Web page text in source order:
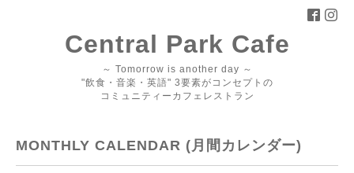
Central Park Cafe
～ Tomorrow is another day ～
"飲食・音楽・英語" 3要素がコンセプトの
コミュニティーカフェレストラン
MONTHLY CALENDAR (月間カレンダー)